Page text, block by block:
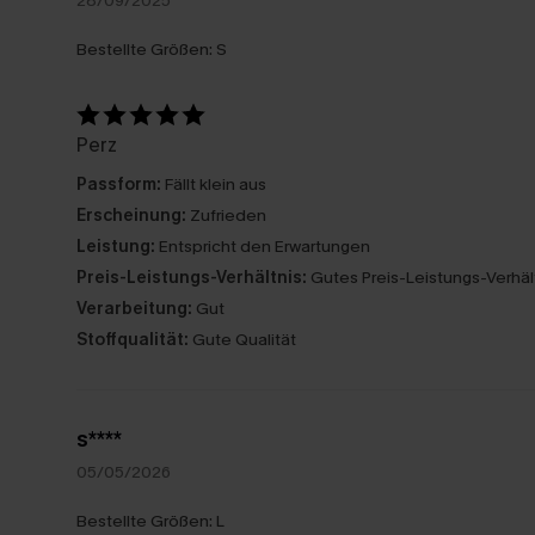
Bestellte Größen: S
Perz
Passform: Fällt klein aus
Erscheinung: Zufrieden
Leistung: Entspricht den Erwartungen
Preis-Leistungs-Verhältnis: Gutes Preis-Leistungs-
Verarbeitung: Gut
Stoffqualität: Gute Qualität
s****
05/05/2026
Bestellte Größen: L